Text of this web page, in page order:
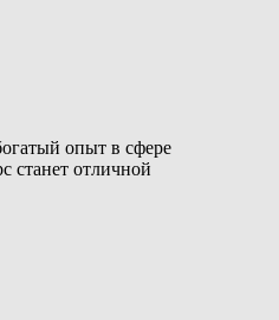
опыт в сфере
станет отличной